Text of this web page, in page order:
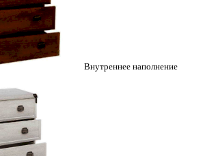
Внутреннее наполнение